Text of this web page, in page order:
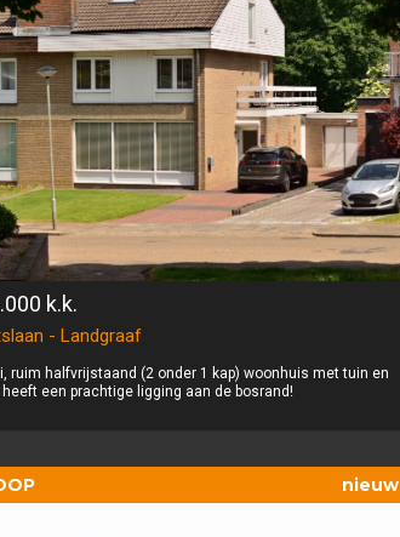
k.k.
- Landgraaf
ruim halfvrijstaand (2 onder 1 kap) woonhuis met tuin en
heeft een prachtige ligging aan de bosrand!
nieuw